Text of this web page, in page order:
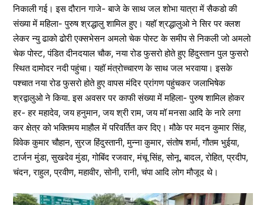
निकाली गई। इस दौरान गाजे- बाजे के साथ जल शोभा यात्रा में सैकडो की
संख्या में महिला- पुरुष श्रद्धालु शामिल हुए। यहॉ श्रद्धालुओ ने सिर पर क्लश
लेकर न्यु ढाको ढोरी एक्सभेसन अमलो चेक पोस्ट के समीप से निकली जो अमलो
चेक पोस्ट, पंडित दीनदयाल चौक, नया रोड फुसरो होते हुए हिंदुस्तान पुल फुसरो
स्थित दामोदर नदी पहुंचा। यहॉ मंत्रोच्चारण के साथ जल भरवाया। इसके
पश्चात नया रोड फुसरो होते हुए वापस मंदिर प्रांगण पहुंचकर जलाभिषेक
श्रद्वालुओ ने किया. इस अवसर पर काफी संख्या में महिला- पुरुष शामिल होकर
हर- हर महादेव, जय हनुमान, जय श्री राम, जय मॉ मनसा आदि के नारे लगा
कर क्षेत्र को भक्तिमय माहौल में परिवर्तित कर दिए। मौके पर मदन कुमार सिंह,
विवेक कुमार चौहान, सुरज हिंदुस्तानी, मुन्ना कुमार, संतोष शर्मा, गौतम भुईया,
टार्जन मुंडा, सुखदेव मुंडा, गोबिंद रजवार, मंचू सिंह, सोनू, बादल, रोहित, प्रदीप,
चंदन, राहुल, प्रवीण, महावीर, सोनी, रानी, चंपा आदि लोग मौजूद थे।